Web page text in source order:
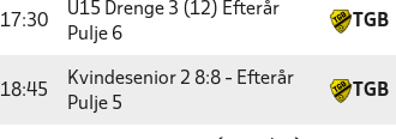
17:30
U15 Drenge 3 (12) Efterår
Pulje 6
TGB
18:45
Kvindesenior 2 8:8 - Efterår
Pulje 5
TGB